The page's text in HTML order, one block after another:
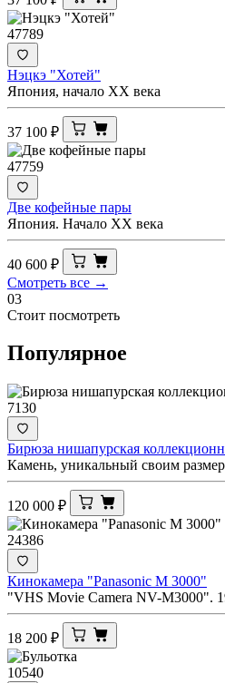
47789
Нэцкэ "Хотей"
Япония, начало ХХ века
37 100 ₽
47759
Две кофейные пары
Япония. Начало XX века
40 600 ₽
Смотреть все →
03
Стоит посмотреть
Популярное
7130
Бирюза нишапурская
Камень, уникальный своим
120 000 ₽
24386
Кинокамера "Panasonic M 3000"
"VHS Movie Camera NV-M3000".
18 200 ₽
10540